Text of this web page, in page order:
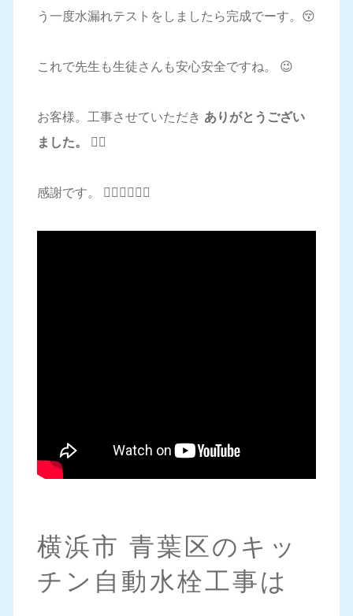
う一度水漏れテストをしましたら完成でーす。😚
これで先生も生徒さんも安心安全ですね。 😉
お客様。工事させていただき ありがとうござい
ました。
🙇‍♂️
感謝です。 🙇‍♂️🙇‍♂️🙇‍♂️
横浜市 青葉区のキッ
チン自動水栓工事は